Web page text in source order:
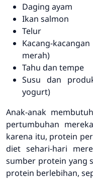
Daging ayam
Ikan salmon
Telur
Kacang-
merah)
Tahu dan tempe
Susu dan
yogurt)
Anak-anak
pertumbuhan
karena itu, protein
diet sehari-hari
sumber protein yang
protein berlebihan,